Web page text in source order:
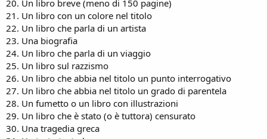
20. Un libro breve (meno di 150 pagine)
21. Un libro con un colore nel titolo
22. Un libro che parla di un artista
23. Una biografia
24. Un libro che parla di un viaggio
25. Un libro sul razzismo
26. Un libro che abbia nel titolo un punto interrogativo
27. Un libro che abbia nel titolo un grado di parentela
28. Un fumetto o un libro con illustrazioni
29. Un libro che è stato (o è tuttora) censurato
30. Una tragedia greca